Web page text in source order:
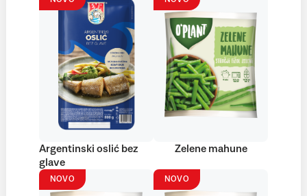
Argentinski oslić bez
glave
Zelene mahune
NOVO NOVO